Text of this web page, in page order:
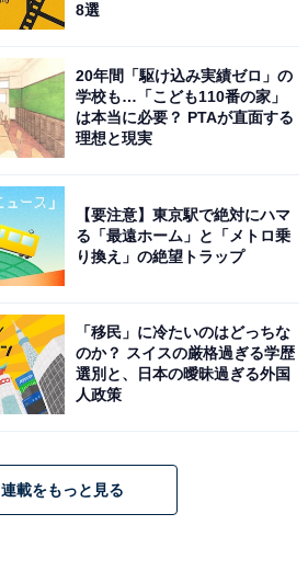
8選
20年間「駆け込み実績ゼロ」の
学校も…「こども110番の家」
は本当に必要？ PTAが直面する
理想と現実
【要注意】東京駅で絶対にハマ
る「最遠ホーム」と「メトロ乗
り換え」の絶望トラップ
「移民」に冷たいのはどっちな
のか？ スイスの厳格過ぎる学歴
選別と、日本の曖昧過ぎる外国
人政策
連載をもっと見る